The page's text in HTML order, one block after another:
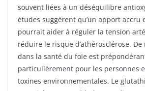
souvent liées à un déséquilibre
études suggèrent qu’un apport accru
pourrait aider à réguler la tension
réduire le risque d’athérosclérose. De
dans la santé du foie est
particulièrement pour les personnes
toxines environnementales. Le